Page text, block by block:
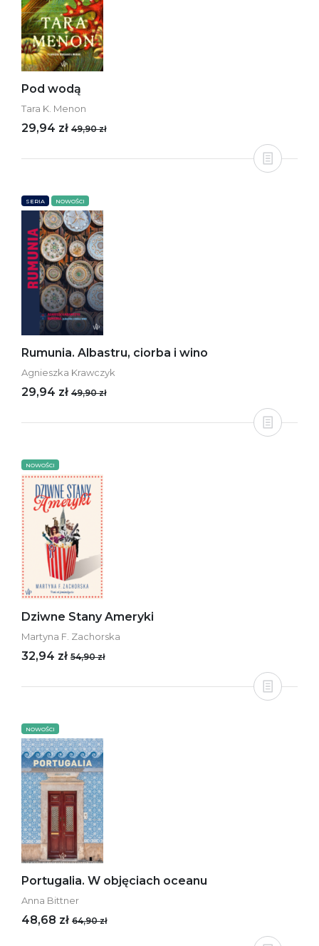
Pod wodą
Tara K. Menon
29,94 zł 49,90 zł
SERIA NOWOŚCI
Rumunia. Albastru, ciorba i wino
Agnieszka Krawczyk
29,94 zł 49,90 zł
NOWOŚCI
Dziwne Stany Ameryki
Martyna F. Zachorska
32,94 zł 54,90 zł
NOWOŚCI
Portugalia. W objęciach oceanu
Anna Bittner
48,68 zł 64,90 zł